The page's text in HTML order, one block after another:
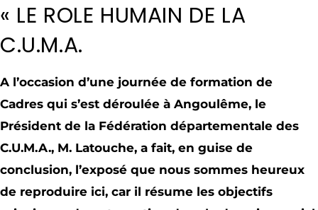
« LE ROLE HUMAIN DE LA
C.U.M.A.
A l’occasion d’une journée de formation de
Cadres qui s’est déroulée à Angoulême, le
Président de la Fédération départementale des
C.U.M.A., M. Latouche, a fait, en guise de
conclusion, l’exposé que nous sommes heureux
de reproduire ici, car il résume les objectifs